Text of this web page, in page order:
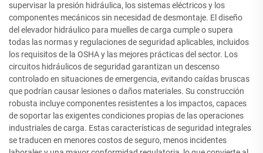
supervisar la presión hidráulica, los sistemas eléctricos y los
componentes mecánicos sin necesidad de desmontaje. El diseño
del elevador hidráulico para muelles de carga cumple o supera
todas las normas y regulaciones de seguridad aplicables, incluidos
los requisitos de la OSHA y las mejores prácticas del sector. Los
circuitos hidráulicos de seguridad garantizan un descenso
controlado en situaciones de emergencia, evitando caídas bruscas
que podrían causar lesiones o daños materiales. Su construcción
robusta incluye componentes resistentes a los impactos, capaces
de soportar las exigentes condiciones propias de las operaciones
industriales de carga. Estas características de seguridad integrales
se traducen en menores costos de seguro, menos incidentes